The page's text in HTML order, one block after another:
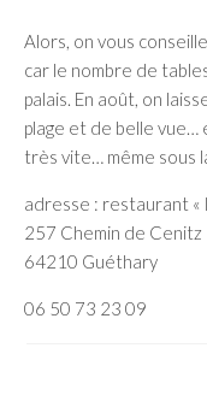
Alors, on vous
car le nombre de
palais. En août, on
plage et de belle vue…
très vite… même sous
adresse : restaurant «
257 Chemin de Cenitz
64210 Guéthary
06 50 73 23 09